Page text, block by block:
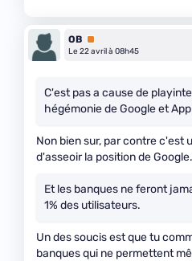
OB Premium
Le 22 avril à 08h45
C'est pas a cause de
hégémonie de Google et
Non bien sur, par contre c'est
d'asseoir la position de Google.
Et les banques ne feront
1% des utilisateurs.
Un des soucis est que tu
banques qui ne permettent